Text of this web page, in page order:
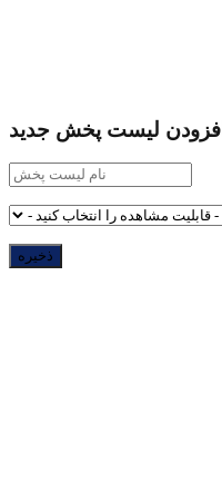
افزودن لیست پخش جدید